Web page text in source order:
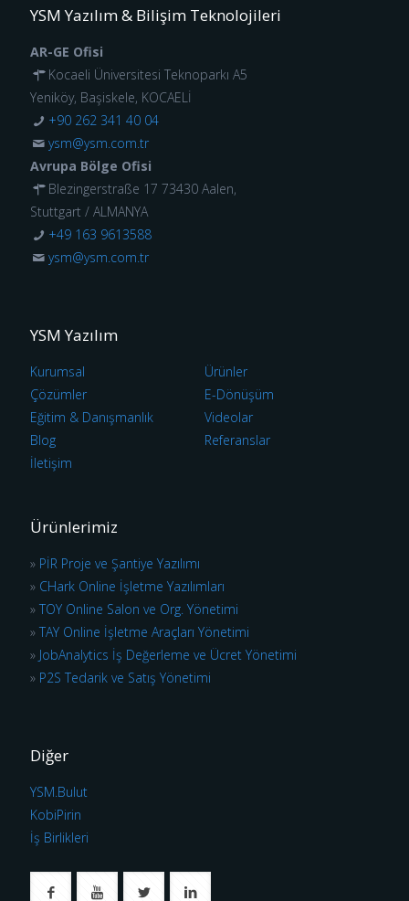
YSM Yazılım & Bilişim Teknolojileri
AR-GE Ofisi
Kocaeli Üniversitesi Teknoparkı A5
Yeniköy, Başiskele, KOCAELİ
+90 262 341 40 04
ysm@ysm.com.tr
Avrupa Bölge Ofisi
Blezingerstraße 17 73430 Aalen,
Stuttgart / ALMANYA
+49 163 9613588
ysm@ysm.com.tr
YSM Yazılım
Kurumsal
Ürünler
Çözümler
E-Dönüşüm
Eğitim & Danışmanlık
Videolar
Blog
Referanslar
İletişim
Ürünlerimiz
» PİR Proje ve Şantiye Yazılımı
» CHark Online İşletme Yazılımları
» TOY Online Salon ve Org. Yönetimi
» TAY Online İşletme Araçları Yönetimi
» JobAnalytics İş Değerleme ve Ücret Yönetimi
» P2S Tedarik ve Satış Yönetimi
Diğer
YSM.Bulut
KobiPirin
İş Birlikleri